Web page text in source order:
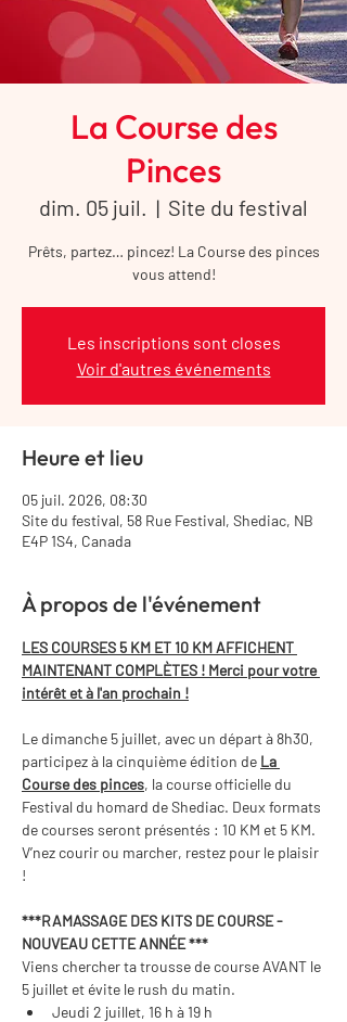
La Course des
Pinces
dim. 05 juil.
  |
Site du festival
Prêts, partez… pincez! La Course des pinces
vous attend!
Les inscriptions sont closes
Voir d'autres événements
Heure et lieu
05 juil. 2026, 08:30
Site du festival, 58 Rue Festival, Shediac, NB
E4P 1S4, Canada
À propos de l'événement
LES COURSES 5 KM ET 10 KM AFFICHENT
MAINTENANT COMPLÈTES ! Merci pour votre
intérêt et à l'an prochain !
Le dimanche 5 juillet, avec un départ à 8h30,
participez à la cinquième édition de La
Course des pinces, la course officielle du
Festival du homard de Shediac. Deux formats
de courses seront présentés : 10 KM et 5 KM.
V’nez courir ou marcher, restez pour le plaisir
!
***RAMASSAGE DES KITS DE COURSE -
NOUVEAU CETTE ANNÉE ***
Viens chercher ta trousse de course AVANT le
5 juillet et évite le rush du matin.
Jeudi 2 juillet, 16 h à 19 h